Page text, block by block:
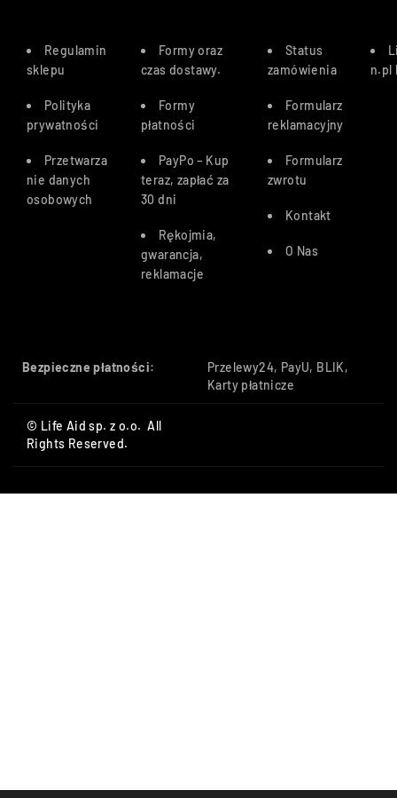
Regulamin
sklepu
Polityka
prywatności
Przetwarza
nie danych
osobowych
Formy oraz
czas dostawy.
Formy
płatności
PayPo – Kup
teraz, zapłać za
30 dni
Rękojmia,
gwarancja,
reklamacje
Status
zamówienia
Formularz
reklamacyjny
Formularz
zwrotu
Kontakt
O Nas
n.pl
Bezpieczne płatności:
Przelewy24, PayU, BLIK,
Karty płatnicze
© Life Aid sp. z o.o. All
Rights Reserved.